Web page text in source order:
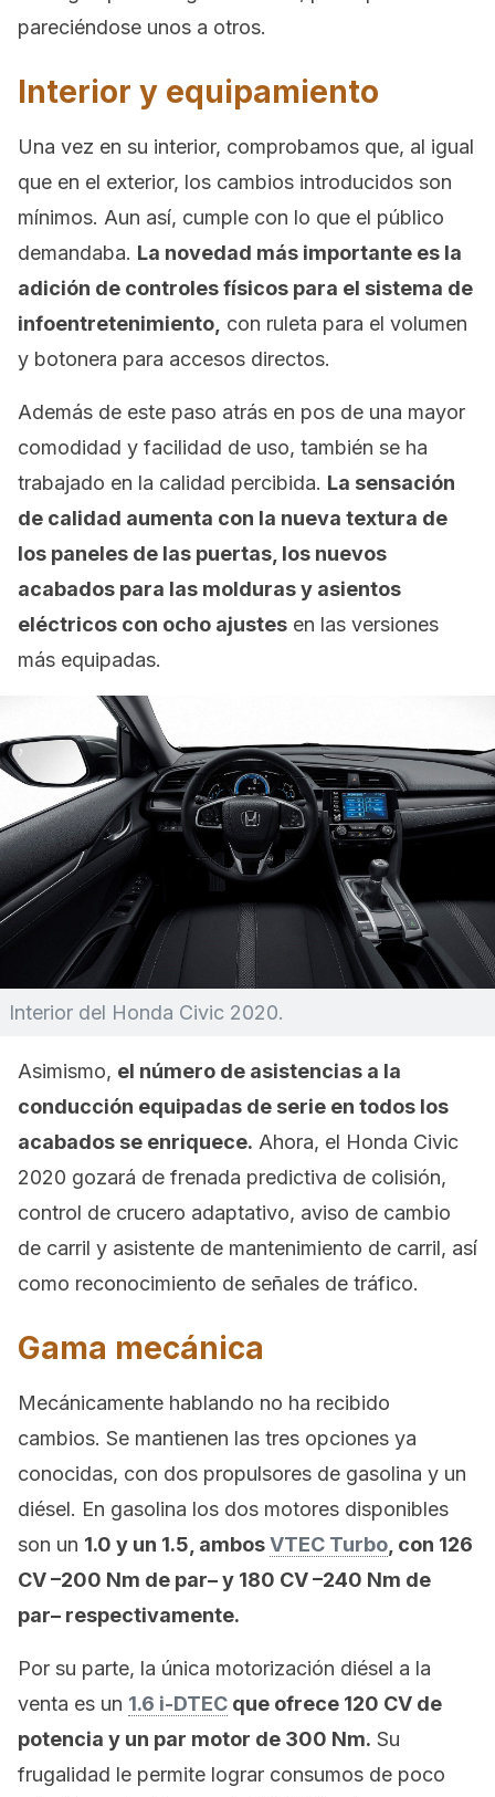
pareciéndose unos a otros.
Interior y equipamiento
Una vez en su interior, comprobamos que, al igual
que en el exterior, los cambios introducidos son
mínimos. Aun así, cumple con lo que el público
demandaba. La novedad más importante es la
adición de controles físicos para el sistema de
infoentretenimiento, con ruleta para el volumen
y botonera para accesos directos.
Además de este paso atrás en pos de una mayor
comodidad y facilidad de uso, también se ha
trabajado en la calidad percibida. La sensación
de calidad aumenta con la nueva textura de
los paneles de las puertas, los nuevos
acabados para las molduras y asientos
eléctricos con ocho ajustes en las versiones
más equipadas.
Interior del Honda Civic 2020.
Asimismo, el número de asistencias a la
conducción equipadas de serie en todos los
acabados se enriquece. Ahora, el Honda Civic
2020 gozará de frenada predictiva de colisión,
control de crucero adaptativo, aviso de cambio
de carril y asistente de mantenimiento de carril, así
como reconocimiento de señales de tráfico.
Gama mecánica
Mecánicamente hablando no ha recibido
cambios. Se mantienen las tres opciones ya
conocidas, con dos propulsores de gasolina y un
diésel. En gasolina los dos motores disponibles
son un 1.0 y un 1.5, ambosVTEC Turbo , con 126
CV –200 Nm de par– y 180 CV –240 Nm de
par– respectivamente.
Por su parte, la única motorización diésel a la
venta es un 1.6 i-DTEC que ofrece 120 CV de
potencia y un par motor de 300 Nm. Su
frugalidad le permite lograr consumos de poco